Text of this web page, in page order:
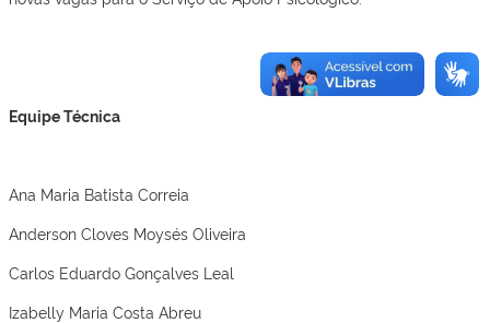
Equipe Técnica
Ana Maria Batista Correia
Anderson Cloves Moysés Oliveira
Carlos Eduardo Gonçalves Leal
Izabelly Maria Costa Abreu